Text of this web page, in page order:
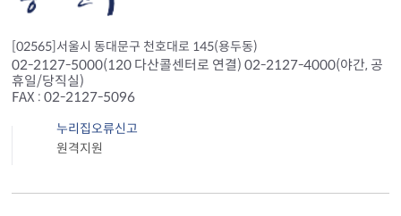
[02565]서울시 동대문구 천호대로 145(용두동)
02-2127-5000(120 다산콜센터로 연결) 02-2127-4000(야간, 공
휴일/당직실)
FAX : 02-2127-5096
누리집오류신고
원격지원